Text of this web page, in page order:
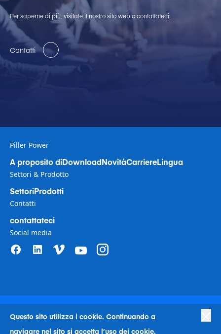
Questo sito utilizza i cookie. Continuando a
navigare nel sito si accetta l’uso dei cookie.
Per saperne di più, visitate il nostro sito web o contattateci.
Contatti
Piller Power
A proposito diDownloadNovitàCarriereLingua
Settori & Prodotto
SettoriProdotti
Contatti
contattateci
Social media
Politica sui diritti umani nelle aziende | Preferenze sui cookie
Antischiavismo | Codice condotta |